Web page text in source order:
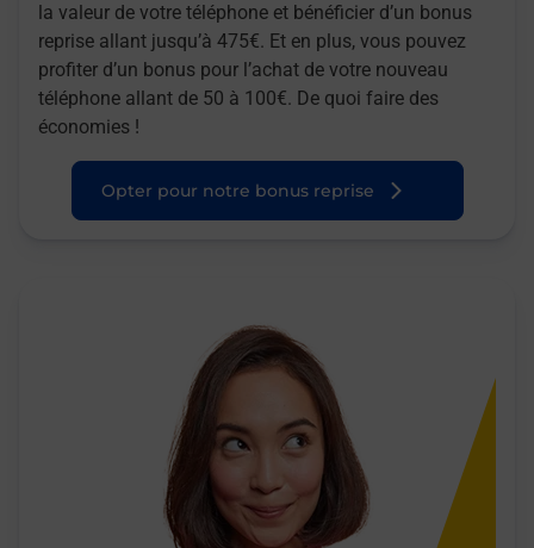
la valeur de votre téléphone et bénéficier d’un bonus
reprise allant jusqu’à 475€. Et en plus, vous pouvez
profiter d’un bonus pour l’achat de votre nouveau
téléphone allant de 50 à 100€. De quoi faire des
économies !
Opter pour notre bonus reprise